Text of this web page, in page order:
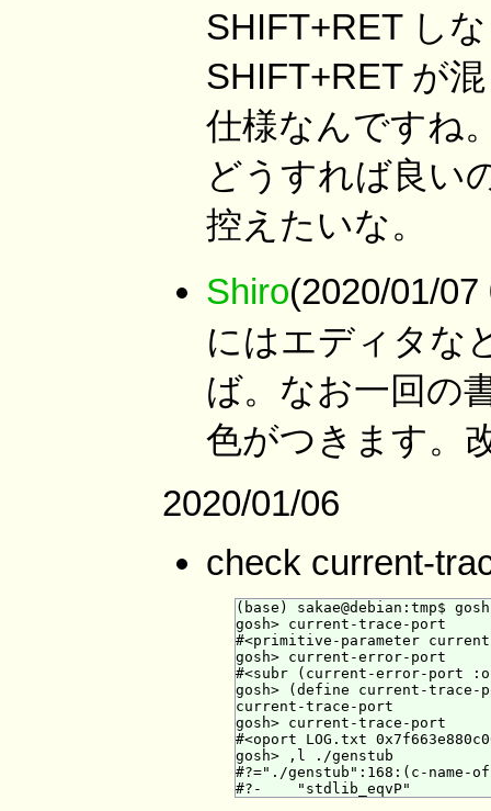
SHIFT+RET し
SHIFT+RET が
仕様なんですね
どうすれば良い
控えたいな。
Shiro(2020/01/
にはエディタな
ば。なお一回の
色がつきます。
2020/01/06
check current-
(base) sakae@debian:tmp$ gosh
gosh> current-trace-port
#<primitive-parameter
gosh> current-error-port
#<subr (current-error-port
gosh> (define current-
current-trace-port
gosh> current-trace-port
#<oport LOG.txt
gosh> ,l ./genstub
#?="./genstub":168:(c-name-